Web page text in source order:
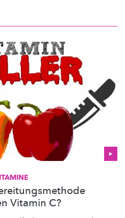
Vitamin C?